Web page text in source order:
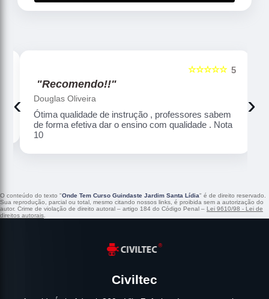
5
☆☆☆☆☆
"Recomendo!!"
Douglas Oliveira
Ótima qualidade de instrução , professores sabem
de forma efetiva dar o ensino com qualidade . Nota
10
‹ ›
O conteúdo do texto "Onde Tem Curso Guindaste Jardim Santa Lídia" é de direito reservado.
Sua reprodução, parcial ou total, mesmo citando nossos links, é proibida sem a autorização do
autor. Crime de violação de direito autoral – artigo 184 do Código Penal – Lei 9610/98 - Lei de
direitos autorais.
Civiltec